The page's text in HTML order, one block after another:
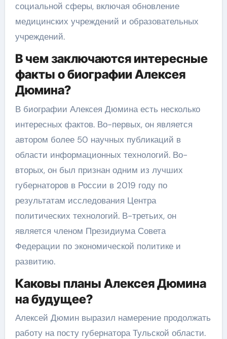
социальной сферы, включая обновление
медицинских учреждений и образовательных
учреждений.
В чем заключаются интересные
факты о биографии Алексея
Дюмина?
В биографии Алексея Дюмина есть несколько
интересных фактов. Во-первых, он является
автором более 50 научных публикаций в
области информационных технологий. Во-
вторых, он был признан одним из лучших
губернаторов в России в 2019 году по
результатам исследования Центра
политических технологий. В-третьих, он
является членом Президиума Совета
Федерации по экономической политике и
развитию.
Каковы планы Алексея Дюмина
на будущее?
Алексей Дюмин выразил намерение продолжать
работу на посту губернатора Тульской области.